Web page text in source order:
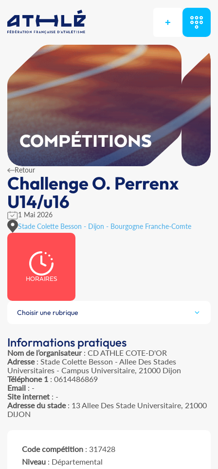
+
COMPÉTITIONS
Retour
Challenge O. Perrenx
U14/u16
1 Mai 2026
Stade Colette Besson - Dijon - Bourgogne Franche-Comte
HORAIRES
Choisir une rubrique
Informations pratiques
Nom de l’organisateur: CD ATHLE COTE-D'OR
Adresse: Stade Colette Besson - Allee Des Stades
Universitaires - Campus Universitaire, 21000 Dijon
Téléphone 1 : 0614486869
Email : -
Site internet : -
Adresse du stade: 13 Allee Des Stade Universitaire, 21000
DIJON
Code compétition : 317428
Niveau : Départemental